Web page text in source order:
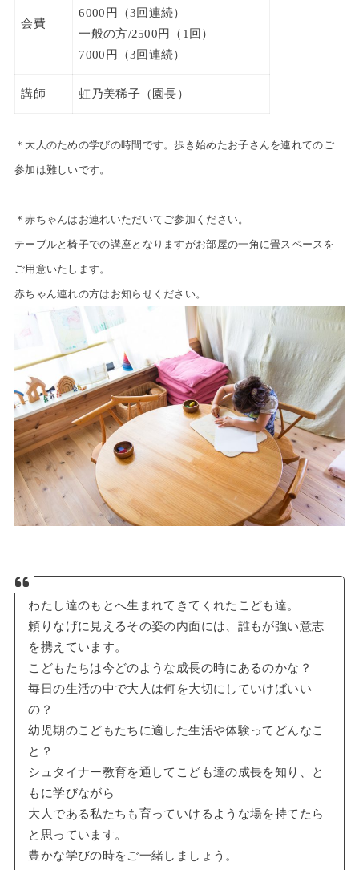
会費
6000円（3回連続）
一般の方/2500円（1回）
7000円（3回連続）
講師 虹乃美稀子（園長）
＊大人のための学びの時間です。歩き始めたお子さんを連れてのご
参加は難しいです。
＊赤ちゃんはお連れいただいてご参加ください。
テーブルと椅子での講座となりますがお部屋の一角に畳スペースを
ご用意いたします。
赤ちゃん連れの方はお知らせください。
わたし達のもとへ生まれてきてくれたこども達。
頼りなげに見えるその姿の内面には、誰もが強い意志
を携えています。
こどもたちは今どのような成長の時にあるのかな？
毎日の生活の中で大人は何を大切にしていけばいい
の？
幼児期のこどもたちに適した生活や体験ってどんなこ
と？
シュタイナー教育を通してこども達の成長を知り、と
もに学びながら
大人である私たちも育っていけるような場を持てたら
と思っています。
豊かな学びの時をご一緒しましょう。